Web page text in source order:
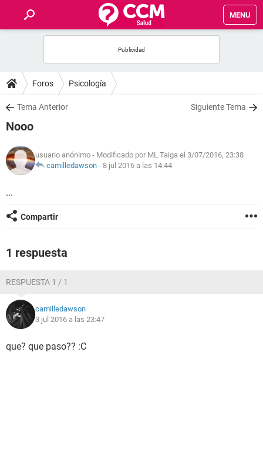
MENU
FOROS
SALUD
NUTRICIÓN
BIENESTAR
SEXUALIDAD
GLOSARIO
Foros Psicología
Tema Anterior Siguiente Tema
Nooo
usuario anónimo - Modificado por ML.Taiga el 3/07/2016, 23:38
camilledawson - 8 jul 2016 a las 14:44
...
Compartir
1 respuesta
RESPUESTA 1 / 1
camilledawson
3 jul 2016 a las 23:47
que? que paso?? :C